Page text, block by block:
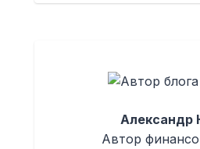
Александр
Автор